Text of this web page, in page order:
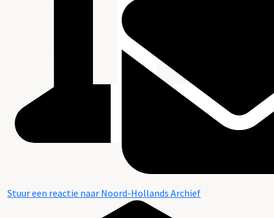
Stuur een reactie naar Noord-Hollands Archief